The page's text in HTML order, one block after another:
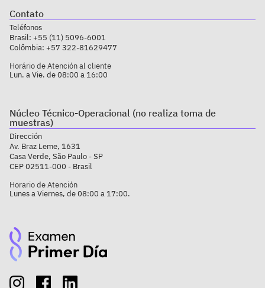
Horário de Atención al cliente
Lun. a Vie. de 08:00 a 16:00
Contato
Teléfonos
Brasil: +55 (11) 5096-6001
Colômbia: +57 322-81629477
Núcleo Técnico-Operacional (no realiza toma de
muestras)
Dirección
Av. Braz Leme, 1631
Casa Verde, São Paulo - SP
CEP 02511-000 - Brasil
Horario de Atención
Lunes a Viernes, de 08:00 a 17:00.